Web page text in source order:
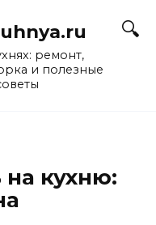
ремонт,
и полезные
кухню: